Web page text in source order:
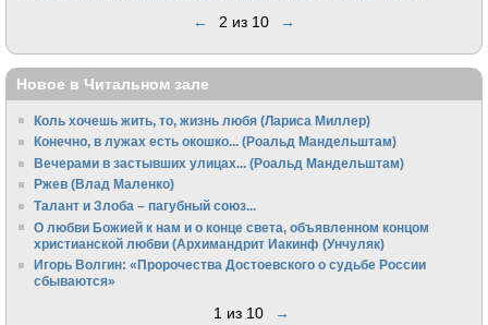
← 2 из 10 →
Новое в Читальном зале
Коль хочешь жить, то, жизнь любя (Лариса Миллер)
Конечно, в лужах есть окошко... (Роальд Мандельштам)
Вечерами в застывших улицах... (Роальд Мандельштам)
Ржев (Влад Маленко)
Талант и Злоба – пагубный союз...
О любви Божией к нам и о конце света, объявленном концом
христианской любви (Архимандрит Иакинф (Унчуляк)
Игорь Волгин: «Пророчества Достоевского о судьбе России
сбываются»
1 из 10 →